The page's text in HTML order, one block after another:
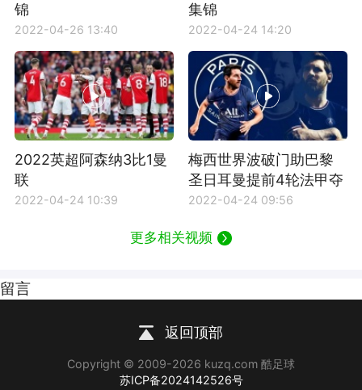
锦
2022-04-26 13:40
集锦
2022-04-24 14:20
2022英超阿森纳3比1曼
联
2022-04-24 10:39
梅西世界波破门助巴黎
圣日耳曼提前4轮法甲夺
冠
2022-04-24 09:56
更多相关视频
留言
返回顶部
Copyright © 2009-2026 kuzq.com 酷足球
苏ICP备2024142526号